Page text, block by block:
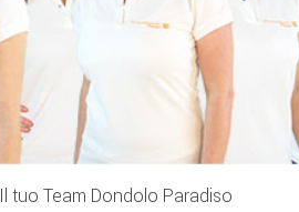
Il tuo Team Dondolo Paradiso